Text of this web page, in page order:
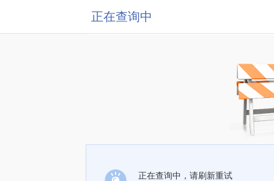
正在查询中
正在查询中，请刷新重试